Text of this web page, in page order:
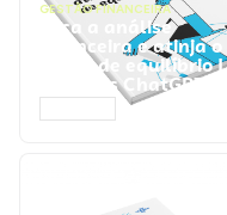
GESTÃO FINANCEIRA
Faça a análise
financeira e atinja o
ponto de equilíbrio |
Prompts ChatGPT